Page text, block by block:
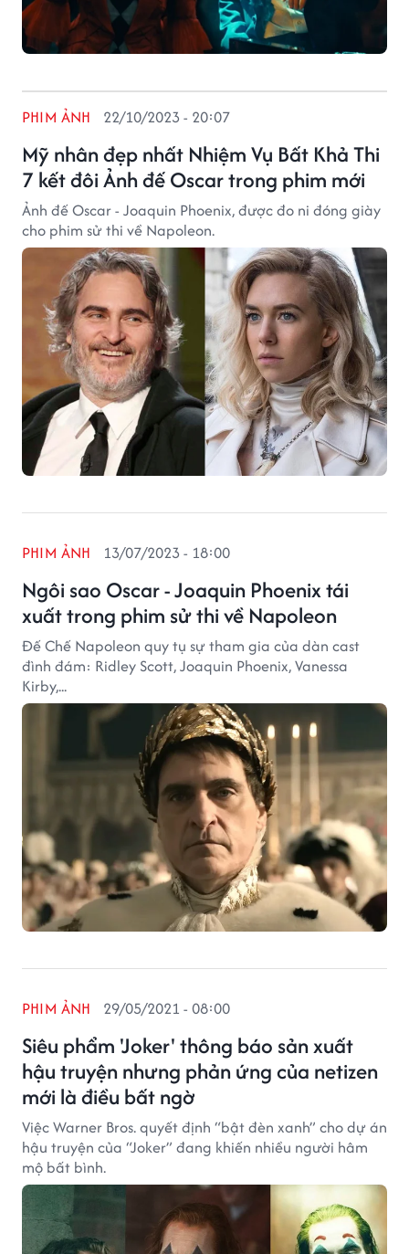
Mỹ nhân đẹp nhất Nhiệm Vụ Bất Khả Thi
7 kết đôi Ảnh đế Oscar trong phim mới
PHIM ẢNH 22/10/2023 - 20:07
Ảnh đế Oscar - Joaquin Phoenix, được đo ni đóng giày
cho phim sử thi về Napoleon.
Ngôi sao Oscar - Joaquin Phoenix tái
xuất trong phim sử thi về Napoleon
PHIM ẢNH 13/07/2023 - 18:00
Đế Chế Napoleon quy tụ sự tham gia của dàn cast
đình đám: Ridley Scott, Joaquin Phoenix, Vanessa
Kirby,...
Siêu phẩm 'Joker' thông báo sản xuất
hậu truyện nhưng phản ứng của netizen
mới là điều bất ngờ
PHIM ẢNH 29/05/2021 - 08:00
Việc Warner Bros. quyết định “bật đèn xanh” cho dự án
hậu truyện của “Joker” đang khiến nhiều người hâm
mộ bất bình.